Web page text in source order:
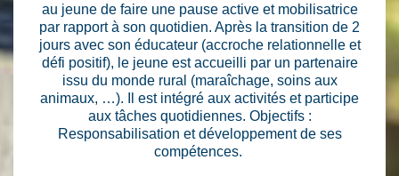
au jeune de faire une pause active et mobilisatrice
par rapport à son quotidien. Après la transition de 2
jours avec son éducateur (accroche relationnelle et
défi positif), le jeune est accueilli par un partenaire
issu du monde rural (maraîchage, soins aux
animaux, …). Il est intégré aux activités et participe
aux tâches quotidiennes. Objectifs :
Responsabilisation et développement de ses
compétences.